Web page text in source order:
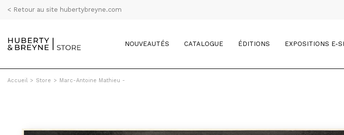
< Retour au site hubertybreyne.com
NOUVEAUTÉS CATALOGUE ÉDITIONS EXPOSITIONS E-
Accueil > Store > Marc-Antoine Mathieu -